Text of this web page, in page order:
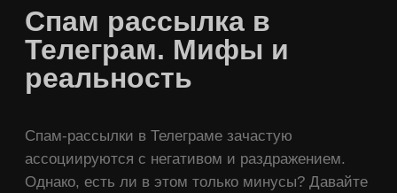
Спам рассылка в
Телеграм. Мифы и
реальность
Спам-рассылки в Телеграме зачастую
ассоциируются с негативом и раздражением.
Однако, есть ли в этом только минусы? Давайте